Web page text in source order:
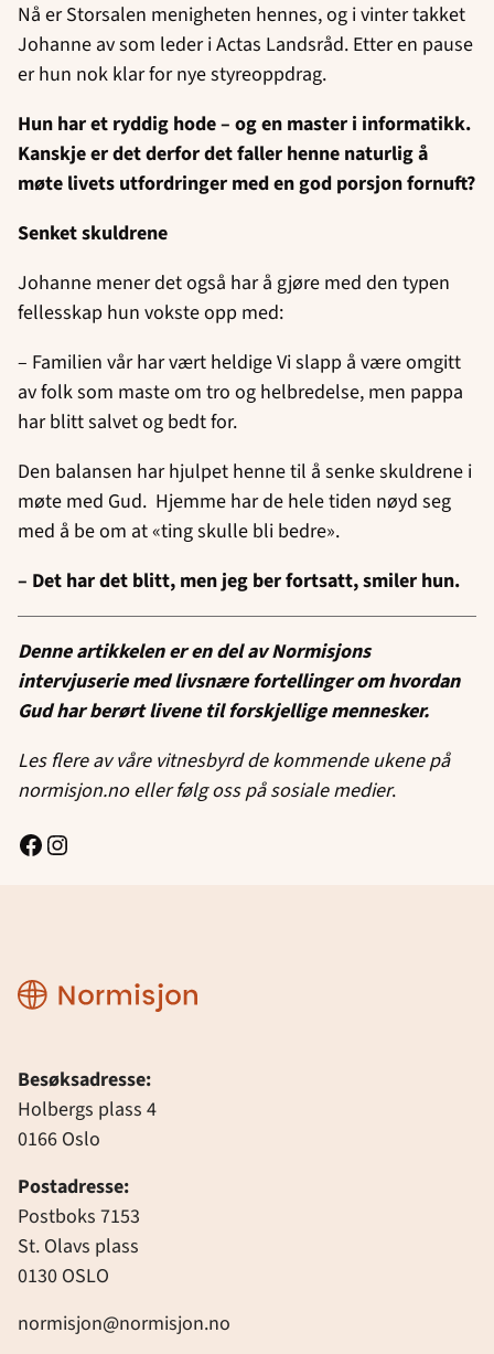
Nå er Storsalen menigheten hennes, og i vinter takket
Johanne av som leder i Actas Landsråd. Etter en pause
er hun nok klar for nye styreoppdrag.
Hun har et ryddig hode – og en master i informatikk.
Kanskje er det derfor det faller henne naturlig å
møte livets utfordringer med en god porsjon fornuft?
Senket skuldrene
Johanne mener det også har å gjøre med den typen
fellesskap hun vokste opp med:
– Familien vår har vært heldige Vi slapp å være omgitt
av folk som maste om tro og helbredelse, men pappa
har blitt salvet og bedt for.
Den balansen har hjulpet henne til å senke skuldrene i
møte med Gud. Hjemme har de hele tiden nøyd seg
med å be om at «ting skulle bli bedre».
– Det har det blitt, men jeg ber fortsatt, smiler hun.
Denne artikkelen er en del av Normisjons
intervjuserie med livsnære fortellingerom hvordan
Gud har berørt livene til forskjellige mennesker.
Les flere av våre vitnesbyrd de kommende ukene på
normisjon.no eller følg oss på sosiale medier.
Facebook
Instagram
Normisjon
Besøksadresse:
Holbergs plass 4
0166 Oslo
Postadresse:
Postboks 7153
St. Olavs plass
0130 OSLO
normisjon@normisjon.no